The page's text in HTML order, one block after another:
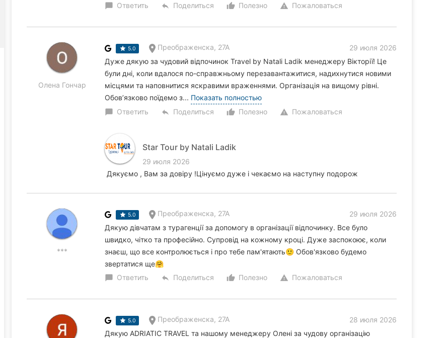
chat_bubble Ответить reply Поделиться thumb_up_alt
Полезно warning Пожаловаться
Олена Гончар
5.0 Преображенска, 27А
29 июля 2026
Дуже дякую за чудовий відпочинок Travel by Natali Ladik менеджеру Вікторії! Це
були дні, коли вдалося по-справжньому перезавантажитися, надихнутися новими
місцями та наповнитися яскравими враженнями. Організація на вищому рівні.
Обов’язково поїдемо з... Показать полностью
chat_bubble Ответить reply Поделиться thumb_up_alt
Полезно warning Пожаловаться
Star Tour by Natali Ladik
29 июля 2026
Дякуємо , Вам за довіру !Цінуємо дуже і чекаємо на наступну подорож
***
5.0 Преображенска, 27А
29 июля 2026
Дякую дівчатам з турагенції за допомогу в організації відпочинку. Все було
швидко, чітко та професійно. Супровід на кожному кроці. Дуже заспокоює, коли
знаєш, що все контролюється і про тебе пам'ятають🙂 Обов'язково будемо
звертатися ще🤗
chat_bubble Ответить reply Поделиться thumb_up_alt
Полезно warning Пожаловаться
5.0 Преображенска, 27А
28 июля 2026
Дякую ADRIATIC TRAVEL та нашому менеджеру Олені за чудову організацію